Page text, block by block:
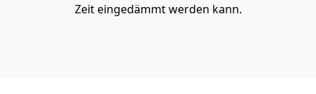
Zeit eingedämmt werden kann.